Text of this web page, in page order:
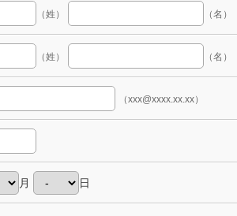
（姓） （名）
（姓） （名）
（xxx@xxxx.xx.xx）
月 日